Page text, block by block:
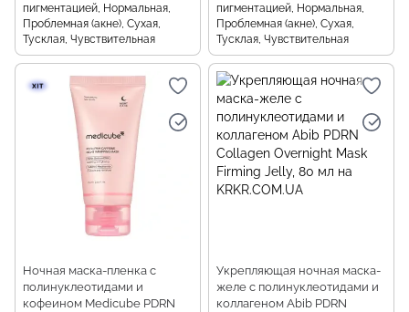
пигментацией, Нормальная,
Проблемная (акне), Сухая,
Тусклая, Чувствительная
пигментацией, Нормальная,
Проблемная (акне), Сухая,
Тусклая, Чувствительная
Ночная маска-пленка с
полинуклеотидами и
кофеином Medicube PDRN
Укрепляющая ночная маска-
желе с полинуклеотидами и
коллагеном Abib PDRN